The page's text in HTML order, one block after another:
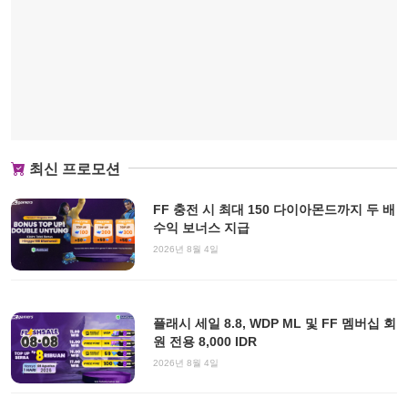
최신 프로모션
FF 충전 시 최대 150 다이아몬드까지 두 배
수익 보너스 지급
2026년 8월 4일
플래시 세일 8.8, WDP ML 및 FF 멤버십 회
원 전용 8,000 IDR
2026년 8월 4일